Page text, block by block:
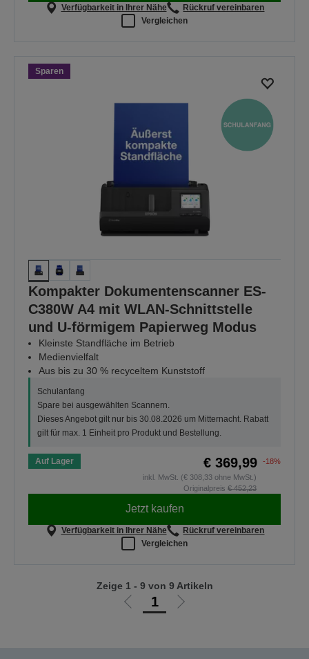
Verfügbarkeit in Ihrer Nähe
Rückruf vereinbaren
Vergleichen
Sparen
Kompakter Dokumentenscanner ES-
C380W A4 mit WLAN-Schnittstelle
und U-förmigem Papierweg Modus
Kleinste Standfläche im Betrieb
Medienvielfalt
Aus bis zu 30 % recyceltem Kunststoff
Schulanfang
Spare bei ausgewählten Scannern.
Dieses Angebot gilt nur bis 30.08.2026 um Mitternacht. Rabatt
gilt für max. 1 Einheit pro Produkt und Bestellung.
Auf Lager € 369,99
-18%
inkl. MwSt. (€ 308,33 ohne MwSt.)
Originalpreis € 452,23
Jetzt kaufen
Verfügbarkeit in Ihrer Nähe
Rückruf vereinbaren
Vergleichen
Zur
1
Zur
Zeige 1 - 9 von 9 Artikeln